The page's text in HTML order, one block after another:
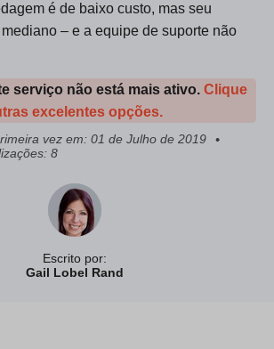
Escrito por:
Gail Lobel Rand
é de baixo custo, mas seu
– e a equipe de suporte não
serviço não está mais ativo. Clique
excelentes opções.
vez em: 01 de Julho de 2019
8